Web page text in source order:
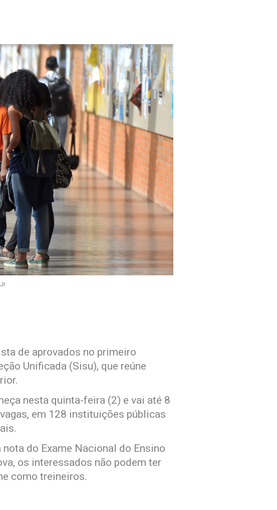
de aprovados no primeiro
Unificada (Sisu), que reúne
nesta quinta-feira (2) e vai até 8
em 128 instituições públicas
do Exame Nacional do Ensino
os interessados não podem ter
como treineiros.